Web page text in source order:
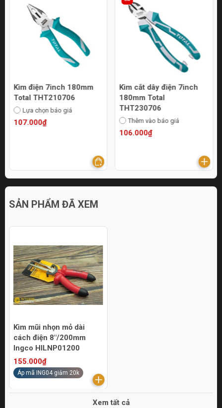
Kìm điện 7inch 180mm
Total THT210706
Lựa chọn báo giá
107.000₫
Kìm cắt dây điện 7inch
180mm Total
THT230706
Thêm vào báo giá
106.000₫
SẢN PHẨM ĐÃ XEM
Kìm mũi nhọn mỏ dài
cách điện 8"/200mm
Ingco HILNP01200
155.000₫
Áp mã ING04 giảm 20k
Xem tất cả